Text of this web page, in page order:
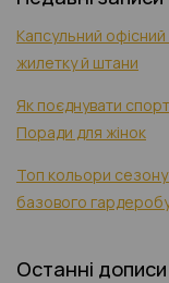
Капсульний
жилетку й штани
Як поєднувати
Поради для жінок
Топ кольори сезону
базового
Останні дописи